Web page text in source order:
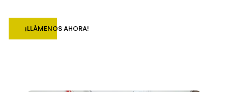
¡LLÁMENOS AHORA!